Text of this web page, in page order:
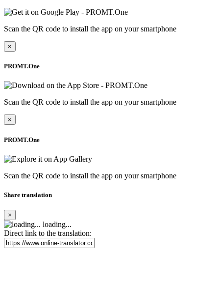
Scan the QR code to install the app on your smartphone
×
PROMT.One
Scan the QR code to install the app on your smartphone
×
PROMT.One
Scan the QR code to install the app on your smartphone
Share translation
×
loading...
Direct link to the translation: